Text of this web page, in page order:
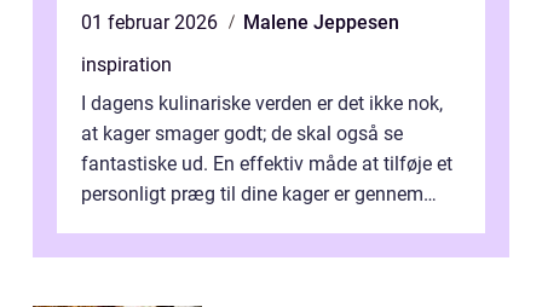
01 februar 2026
Malene Jeppesen
inspiration
I dagens kulinariske verden er det ikke nok,
at kager smager godt; de skal også se
fantastiske ud. En effektiv måde at tilføje et
personligt præg til dine kager er gennem